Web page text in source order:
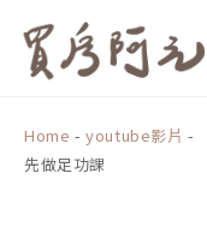
Home -youtube影片 -
先做足功課